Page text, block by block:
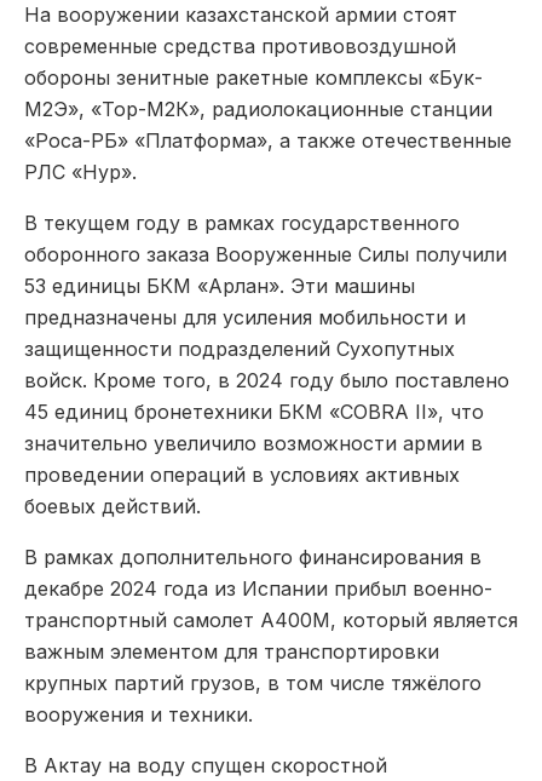
На вооружении казахстанской армии стоят
современные средства противовоздушной
обороны зенитные ракетные комплексы «Бук-
М2Э», «Тор-М2К», радиолокационные станции
«Роса-РБ» «Платформа», а также отечественные
РЛС «Нур».
В текущем году в рамках государственного
оборонного заказа Вооруженные Силы получили
53 единицы БКМ «Арлан». Эти машины
предназначены для усиления мобильности и
защищенности подразделений Сухопутных
войск. Кроме того, в 2024 году было поставлено
45 единиц бронетехники БКМ «COBRA II», что
значительно увеличило возможности армии в
проведении операций в условиях активных
боевых действий.
В рамках дополнительного финансирования в
декабре 2024 года из Испании прибыл военно-
транспортный самолет А400М, который является
важным элементом для транспортировки
крупных партий грузов, в том числе тяжёлого
вооружения и техники.
В Актау на воду спущен скоростной